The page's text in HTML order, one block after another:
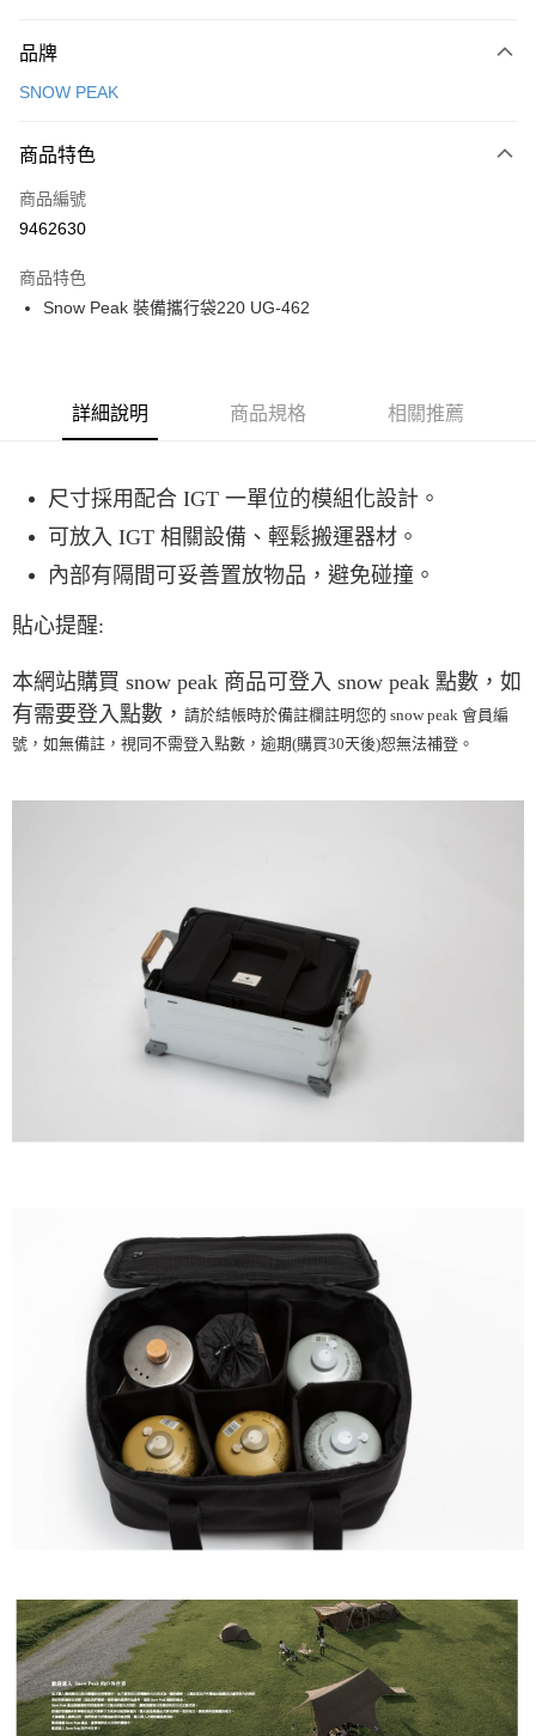
信用卡一次付款
3 期 0 利率 每期
合作金庫商業銀行
上海商業儲蓄銀行
臺灣中小企業銀行
匯豐（台灣）商業銀行
華泰商業銀行
台新國際商業銀行
中國信託商業銀行
台灣樂天信用卡公司
超商取貨付款
LINE Pay
Apple Pay
全家取貨付款
付款後全家取貨
每筆NT$60，滿NT$490(含以上)免運費
7-11取貨付款
每筆NT$60，滿NT$490(含以上)免運費
每筆NT$60，滿NT$490(含以上)免運費
宅配
品牌
SNOW PEAK
商品特色
商品編號
9462630
商品特色
Snow Peak 裝備攜行袋220 UG-462
詳細說明 商品規格 相關推薦
尺寸採用配合 IGT 一單位的模組化設計。
可放入 IGT 相關設備、輕鬆搬運器材。
內部有隔間可妥善置放物品，避免碰撞。
貼心提醒:
本網站購買 snow peak 商品可登入 snow peak 點數，如
有需要登入點數， 請於結帳時於備註欄註明您的 snow peak 會員編
號，如無備註， 視同不需登入點數，逾期(購買30天後)恕無法補登。